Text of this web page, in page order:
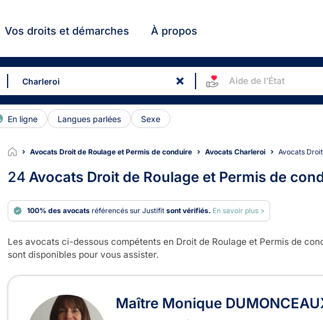
Vos droits et démarches À propos
Aide de l’État
En ligne Langues parlées Sexe
Avocats Droit de Roulage et Permis de conduire Avocats Charleroi Avocats
24 Avocats Droit de Roulage et Permis de
100% des avocats référencés sur Justifit sont vérifiés. En savoir plus >
Les avocats ci-dessous compétents en Droit de Roulage et Permis de
sont disponibles pour vous assister.
Avocats en Droit de Roulage et
Maître Monique